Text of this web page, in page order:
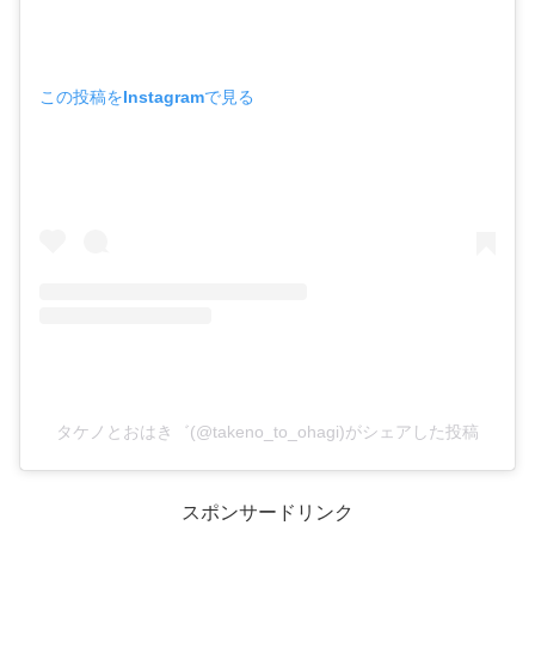
この投稿をInstagramで見る
タケノとおはき゛(@takeno_to_ohagi)がシェアした投稿
スポンサードリンク